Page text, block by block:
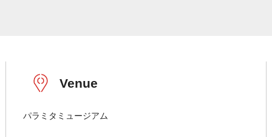
Venue
パラミタミュージアム